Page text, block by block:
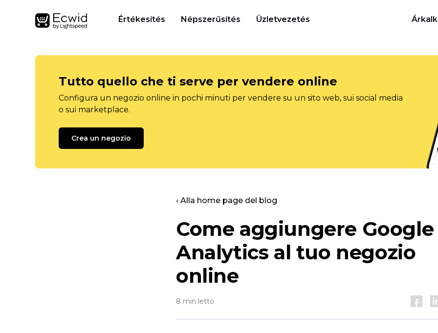
Értékesítés Népszerűsítés Üzletvezetés
Tutto quello che ti serve per vendere online
Configura un negozio online in pochi minuti per vendere su un sito web, sui social media
o sui marketplace.
Crea un negozio
‹ Alla home page del blog
Come aggiungere Google
Analytics al tuo negozio
online
8 min letto